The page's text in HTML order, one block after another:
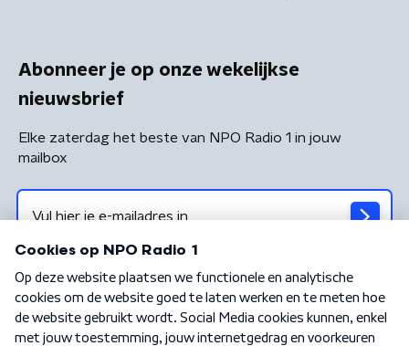
Abonneer je op onze wekelijkse
nieuwsbrief
Elke zaterdag het beste van NPO Radio 1 in jouw
mailbox
Algemene voorwaarden Privacybeleid